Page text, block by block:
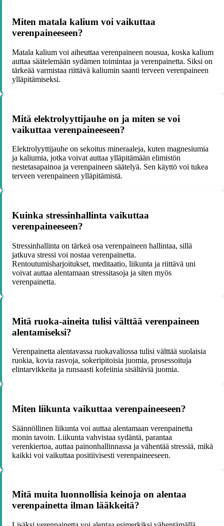
Miten matala kalium voi vaikuttaa
verenpaineeseen?
Matala kalium voi aiheuttaa verenpaineen nousua, koska kalium
auttaa säätelemään sydämen toimintaa ja verenpainetta. Siksi on
tärkeää varmistaa riittävä kaliumin saanti terveen verenpaineen
ylläpitämiseksi.
Mitä elektrolyyttijauhe on ja miten se voi
vaikuttaa verenpaineeseen?
Elektrolyyttijauhe on sekoitus mineraaleja, kuten magnesiumia
ja kaliumia, jotka voivat auttaa ylläpitämään elimistön
nestetasapainoa ja verenpaineen säätelyä. Sen käyttö voi tukea
terveen verenpaineen ylläpitämistä.
Kuinka stressinhallinta vaikuttaa
verenpaineeseen?
Stressinhallinta on tärkeä osa verenpaineen hallintaa, sillä
jatkuva stressi voi nostaa verenpainetta.
Rentoutumisharjoitukset, meditaatio, liikunta ja riittävä uni
voivat auttaa alentamaan stressitasoja ja siten myös
verenpainetta.
Mitä ruoka-aineita tulisi välttää verenpaineen
alentamiseksi?
Verenpainetta alentavassa ruokavaliossa tulisi välttää suolaisia
ruokia, kovia rasvoja, sokeripitoisia juomia, prosessoituja
elintarvikkeita ja runsaasti kofeiinia sisältäviä juomia.
Miten liikunta vaikuttaa verenpaineeseen?
Säännöllinen liikunta voi auttaa alentamaan verenpainetta
monin tavoin. Liikunta vahvistaa sydäntä, parantaa
verenkiertoa, auttaa painonhallinnassa ja vähentää stressiä, mikä
kaikki voi vaikuttaa positiivisesti verenpaineeseen.
Mitä muita luonnollisia keinoja on alentaa
verenpainetta ilman lääkkeitä?